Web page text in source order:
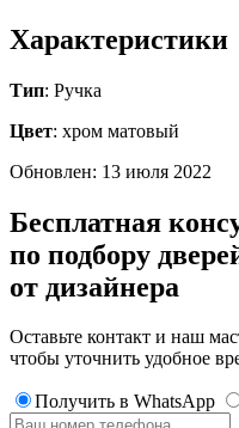
Характеристики
Тип: Ручка
Цвет: хром матовый
Обновлен: 13 июля 2022
Бесплатная
по подбору
от дизайнера
Оставьте контакт и наш
чтобы уточнить удобное
Получить в WhatsApp